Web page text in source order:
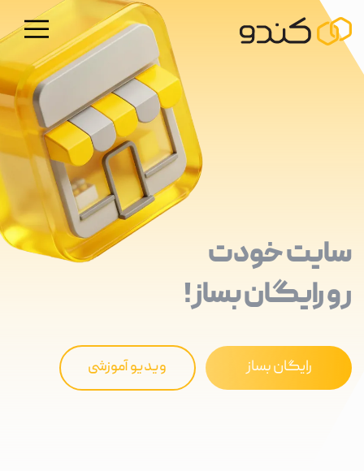
سایت خودت
رو رایگان بساز!
رایگان بساز ویدیو آموزشی